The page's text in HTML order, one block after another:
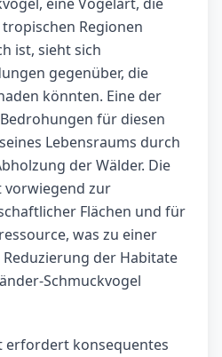
Regionen
ist, sieht sich
gegenüber, die
könnten. Eine der
für diesen
Lebensraums durch
der Wälder. Die
vorwiegend zur
Flächen und für
was zu einer
der Habitate
Schmuckvogel
erfordert konsequentes